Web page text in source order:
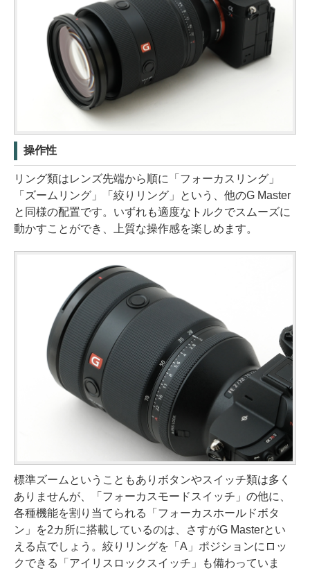
操作性
リング類はレンズ先端から順に「フォーカスリング」
「ズームリング」「絞りリング」という、他のG Master
と同様の配置です。いずれも適度なトルクでスムーズに
動かすことができ、上質な操作感を楽しめます。
標準ズームということもありボタンやスイッチ類は多く
ありませんが、「フォーカスモードスイッチ」の他に、
各種機能を割り当てられる「フォーカスホールドボタ
ン」を2カ所に搭載しているのは、さすがG Masterとい
える点でしょう。絞りリングを「A」ポジションにロッ
クできる「アイリスロックスイッチ」も備わっていま